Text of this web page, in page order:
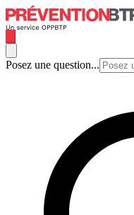
Posez une question...